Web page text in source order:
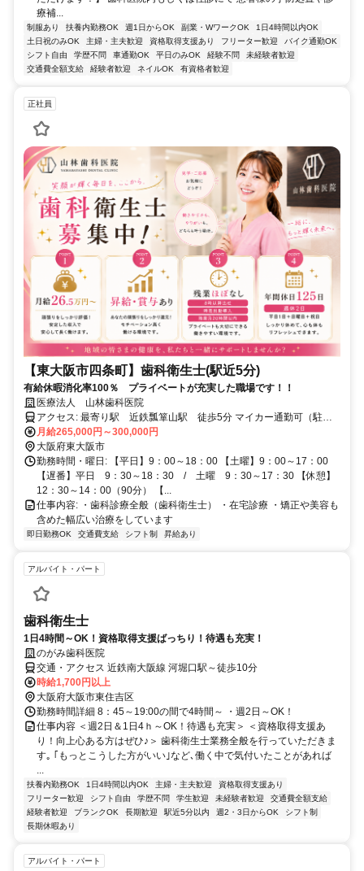
療補...
制服あり 扶養内勤務OK 週1日からOK 副業・WワークOK
1日4時間以内OK
土日祝のみOK
主婦・主夫歓迎 資格取得支援あり フリーター歓迎
バイク通勤OK
シフト自由
学歴不問 車通勤OK 平日のみOK 経験不問
未経験者歓迎
交通費全額支給
経験者歓迎 ネイルOK 有資格者歓迎
正社員
【東大阪市四条町】歯科衛生士(駅近5分)
有給休暇消化率100％ プライベートが充実した職場です！！
医療法人 山林歯科医院
アクセス: 最寄り駅 近鉄瓢箪山駅 徒歩5分 マイカー通勤可（駐車
場有） 交通費全額支給
月給265,000円～300,000円
大阪府東大阪市
勤務時間・曜日: 【平日】9：00～18：00 【土曜】9：00～17：00
【遅番】平日 9：30～18：30 / 土曜 9：30～17：30 【休憩】
12：30～14：00（90分） 【...
仕事内容: ・歯科診療全般（歯科衛生士） ・在宅診療 ・矯正や美容も
含めた幅広い治療をしています
即日勤務OK 交通費支給 シフト制 昇給あり
アルバイト・パート
歯科衛生士
1日4時間～OK！資格取得支援ばっちり！待遇も充実！
のがみ歯科医院
交通・アクセス 近鉄南大阪線 河堀口駅～徒歩10分
時給1,700円以上
大阪府大阪市東住吉区
勤務時間詳細 8：45～19:00の間で4時間～ ・週2日～OK！
仕事内容 ＜週2日＆1日4ｈ～OK！待遇も充実＞ ＜資格取得支援あ
り！向上心ある方はぜひ♪＞ 歯科衛生士業務全般を行っていただきま
す｡ ｢もっとこうした方がいい｣など､働く中で気付いたことがあれば
...
扶養内勤務OK 1日4時間以内OK 主婦・主夫歓迎
資格取得支援あり
フリーター歓迎
シフト自由 学歴不問 学生歓迎 未経験者歓迎
交通費全額支給
経験者歓迎
ブランクOK 長期歓迎 駅近5分以内 週2・3日からOK
シフト制
長期休暇あり
アルバイト・パート